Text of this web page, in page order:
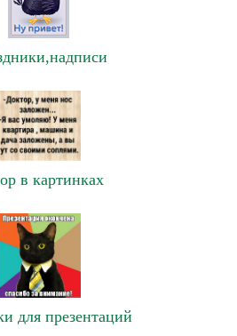
в картинках
для презентаций